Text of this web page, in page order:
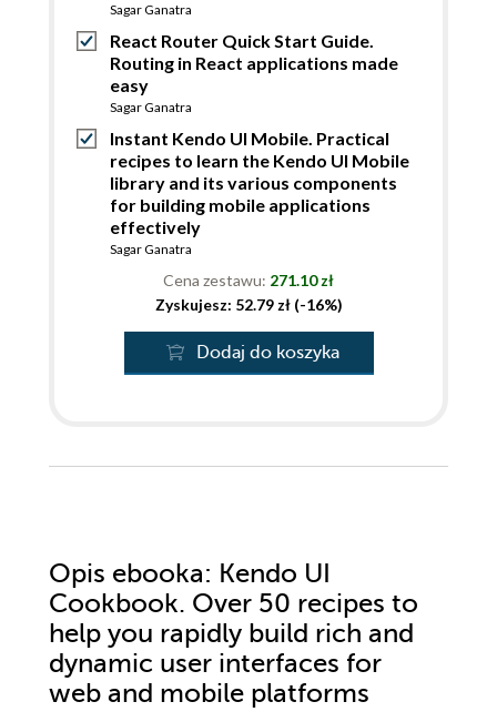
Sagar Ganatra
React Router Quick Start Guide.
Routing in React applications made
easy
Sagar Ganatra
Instant Kendo UI Mobile. Practical
recipes to learn the Kendo UI Mobile
library and its various components
for building mobile applications
effectively
Sagar Ganatra
Cena zestawu: 271.10 zł
Zyskujesz: 52.79 zł (-16%)
Dodaj do koszyka
Opis ebooka: Kendo UI
Cookbook. Over 50 recipes to
help you rapidly build rich and
dynamic user interfaces for
web and mobile platforms